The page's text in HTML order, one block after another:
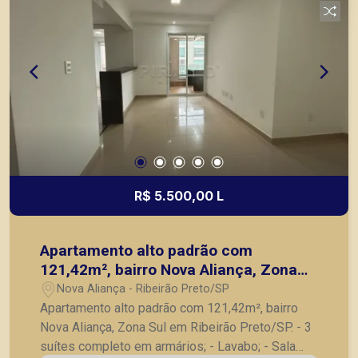
nos principais lançamentos da cidade de Ribeirão
R$ 5.500,00 L
Apartamento alto padrão com
121,42m², bairro Nova Aliança, Zona
Sul em Ribeirão Preto/SP.
Nova Aliança - Ribeirão Preto/SP
Apartamento alto padrão com 121,42m², bairro
Nova Aliança, Zona Sul em Ribeirão Preto/SP. - 3
suítes completo em armários; - Lavabo; - Sala